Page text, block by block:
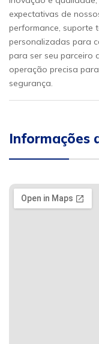
expectativas de
performance, suporte
personalizadas para
para ser seu parceiro
operação precisa
segurança.
Informações